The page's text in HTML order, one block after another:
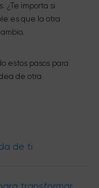
¿Te importa si
es que la otra
estos pasos para
de otra
de ti